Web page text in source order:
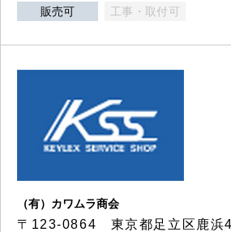
販売可 工事・取付可
（有）カワムラ商会
〒123-0864 東京都足立区鹿浜